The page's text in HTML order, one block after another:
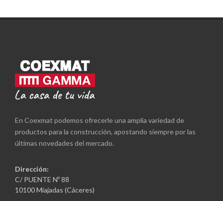
En Coexmat podemos ofrecerle una amplia variedad de
productos para la construcción, apostando siempre por las
últimas novedades del mercado.
Dirección:
C/ PUENTE Nº 88
10100 Miajadas (Cáceres)